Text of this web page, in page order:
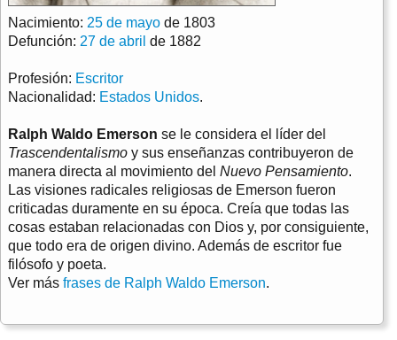
Nacimiento: 25 de mayo de 1803
Defunción: 27 de abril de 1882
Profesión: Escritor
Nacionalidad: Estados Unidos.
Ralph Waldo Emerson se le considera el líder del
Trascendentalismo y sus enseñanzas contribuyeron de
manera directa al movimiento del Nuevo Pensamiento.
Las visiones radicales religiosas de Emerson fueron
criticadas duramente en su época. Creía que todas las
cosas estaban relacionadas con Dios y, por consiguiente,
que todo era de origen divino. Además de escritor fue
filósofo y poeta.
Ver más frases de Ralph Waldo Emerson.